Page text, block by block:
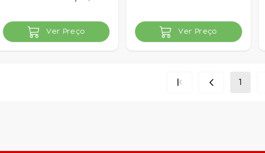
Linux | Goldentec
Indisponível
Ver Preço
LCD 21,5"
Indisponível
Ver Preço
1